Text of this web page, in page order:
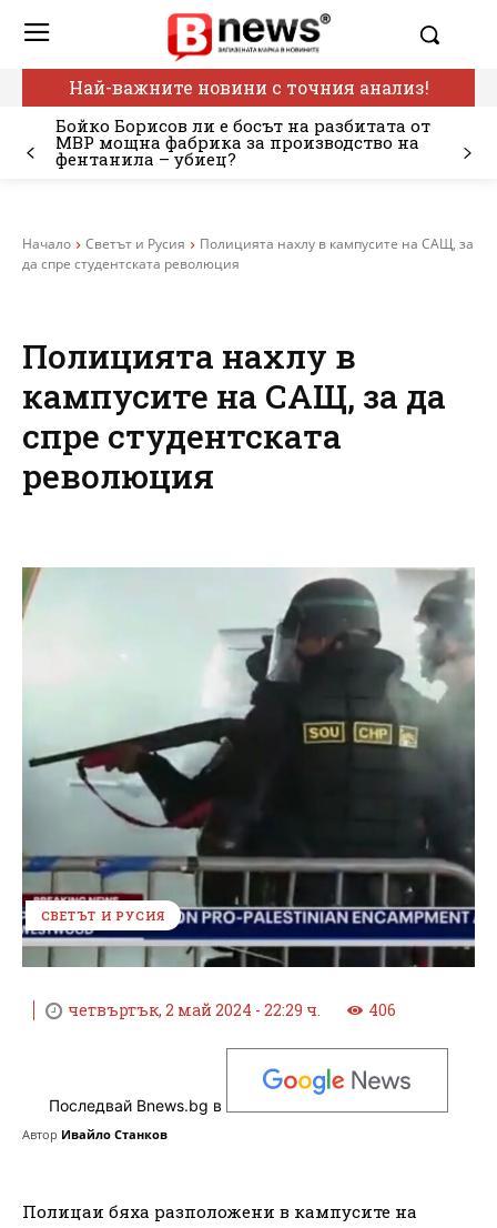
Най-важните новини с точния анализ!
Бойко Борисов ли е босът на разбитата от
МВР мощна фабрика за производство на
фентанила – убиец?
Начало Светът и Русия
Полицията нахлу в кампусите на САЩ, за
да спре студентската революция
Полицията нахлу в
кампусите на САЩ, за да
спре студентската
революция
СВЕТЪТ И РУСИЯ
четвъртък, 2 май 2024 - 22:29 ч. 406
Последвай Bnews.bg в
Автор Ивайло Станков
Полицаи бяха разположени в кампусите на